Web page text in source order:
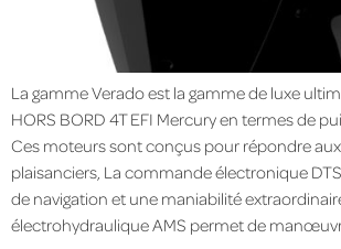
La gamme Verado est la gamme de luxe
HORS BORD 4T EFI Mercury en termes de
Ces moteurs sont conçus pour répondre
plaisanciers, La commande électronique
de navigation et une maniabilité
électrohydraulique AMS permet de